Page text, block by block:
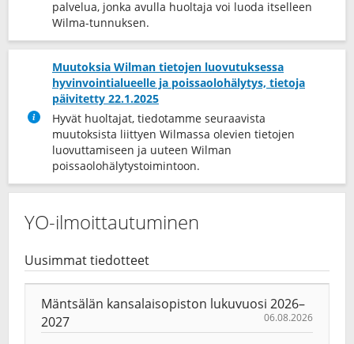
palvelua, jonka avulla huoltaja voi luoda itselleen
Wilma-tunnuksen.
Muutoksia Wilman tietojen luovutuksessa
hyvinvointialueelle ja poissaolohälytys, tietoja
päivitetty 22.1.2025
Hyvät huoltajat, tiedotamme seuraavista
muutoksista liittyen Wilmassa olevien tietojen
luovuttamiseen ja uuteen Wilman
poissaolohälytystoimintoon.
YO-ilmoittautuminen
Uusimmat tiedotteet
Mäntsälän kansalaisopiston lukuvuosi 2026–
2027
06.08.2026